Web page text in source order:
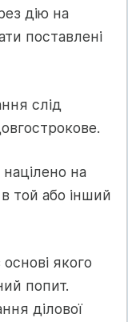
дію на
поставлені
слід
націлено на
той або інший
якого
попит.
ділової